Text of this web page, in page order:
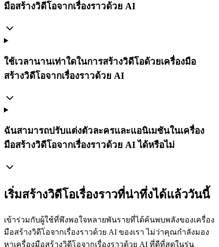
มือสร้างวิดีโอจากเรื่องราวด้วย AI
ใช้เวลานานเท่าใดในการสร้างวิดีโอด้วยเครื่องมือ
สร้างวิดีโอจากเรื่องราวด้วย AI
ฉันสามารถปรับแต่งตัวละครและแอนิเมชันในเครื่อง
มือสร้างวิดีโอจากเรื่องราวด้วย AI ได้หรือไม่
เริ่มสร้างวิดีโอเรื่องราวที่น่าทึ่งได้แล้ววันนี้
เข้าร่วมกับผู้ใช้ที่พึงพอใจหลายพันรายที่ได้ค้นพบพลังของเครื่อง
มือสร้างวิดีโอจากเรื่องราวด้วย AI ของเรา ไม่ว่าคุณกำลังมอง
หาเครื่องมือสร้างวิดีโอจากเรื่องราวด้วย AI ที่ดีที่สุดในรุ่น